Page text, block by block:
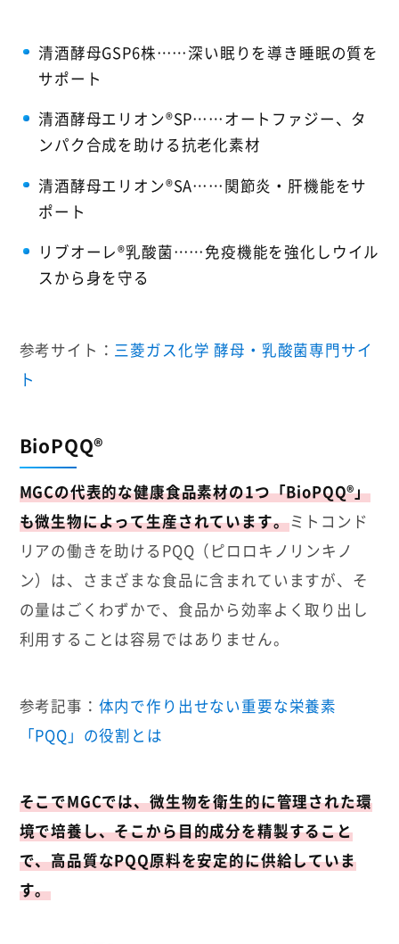
清酒酵母GSP6株……深い眠りを導き睡眠の質を
サポート
清酒酵母エリオン®SP……オートファジー、タ
ンパク合成を助ける抗老化素材
清酒酵母エリオン®SA……関節炎・肝機能をサ
ポート
リブオーレ®乳酸菌……免疫機能を強化しウイル
スから身を守る
参考サイト： 三菱ガス化学 酵母・乳酸菌専門サイ
ト
BioPQQ®
MGCの代表的な健康食品素材の1つ「BioPQQ®」
も微生物によって生産されています。ミトコンド
リアの働きを助けるPQQ（ピロロキノリンキノ
ン）は、さまざまな食品に含まれていますが、そ
の量はごくわずかで、食品から効率よく取り出し
利用することは容易ではありません。
参考記事： 体内で作り出せない重要な栄養素
「PQQ」の役割とは
そこでMGCでは、微生物を衛生的に管理された環
境で培養し、そこから目的成分を精製すること
で、高品質なPQQ原料を安定的に供給していま
す。